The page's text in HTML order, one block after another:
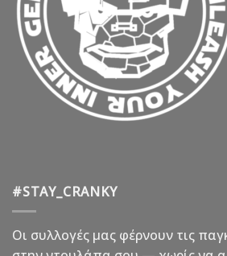
#STAY_CRANKY
Οι συλλογές μας φέρνουν τις